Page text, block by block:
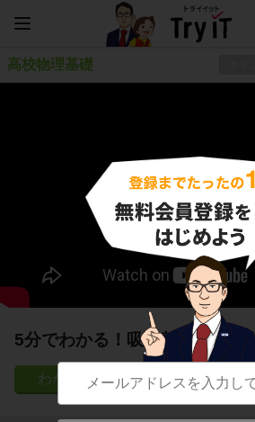
高校物理基礎
5分でわかる！吸収熱と放射熱
25